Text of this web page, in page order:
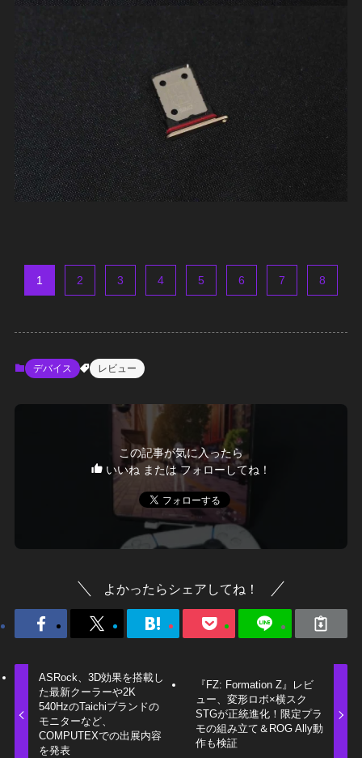
1 2 3 4 5 6 7 8
デバイス レビュー
この記事が気に入ったら
いいね または フォローしてね！
よかったらシェアしてね！
ASRock、3D効果を搭載し
た最新クーラーや2K
540HzのTaichiブランドの
モニターなど、
COMPUTEXでの出展内容
を発表
『FZ: Formation Z』レビ
ュー、変形ロボ×横スク
STGが正統進化！限定プラ
モの組み立て＆ROG Ally動
作も検証